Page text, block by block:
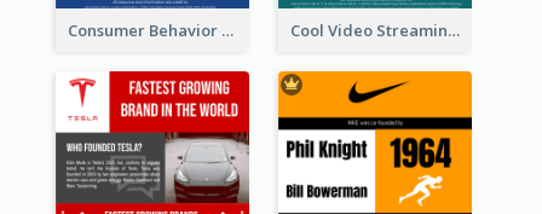
Consumer Behavior Analysis Infographic Design Cool Video Streaming Trend Infographic Design Idea